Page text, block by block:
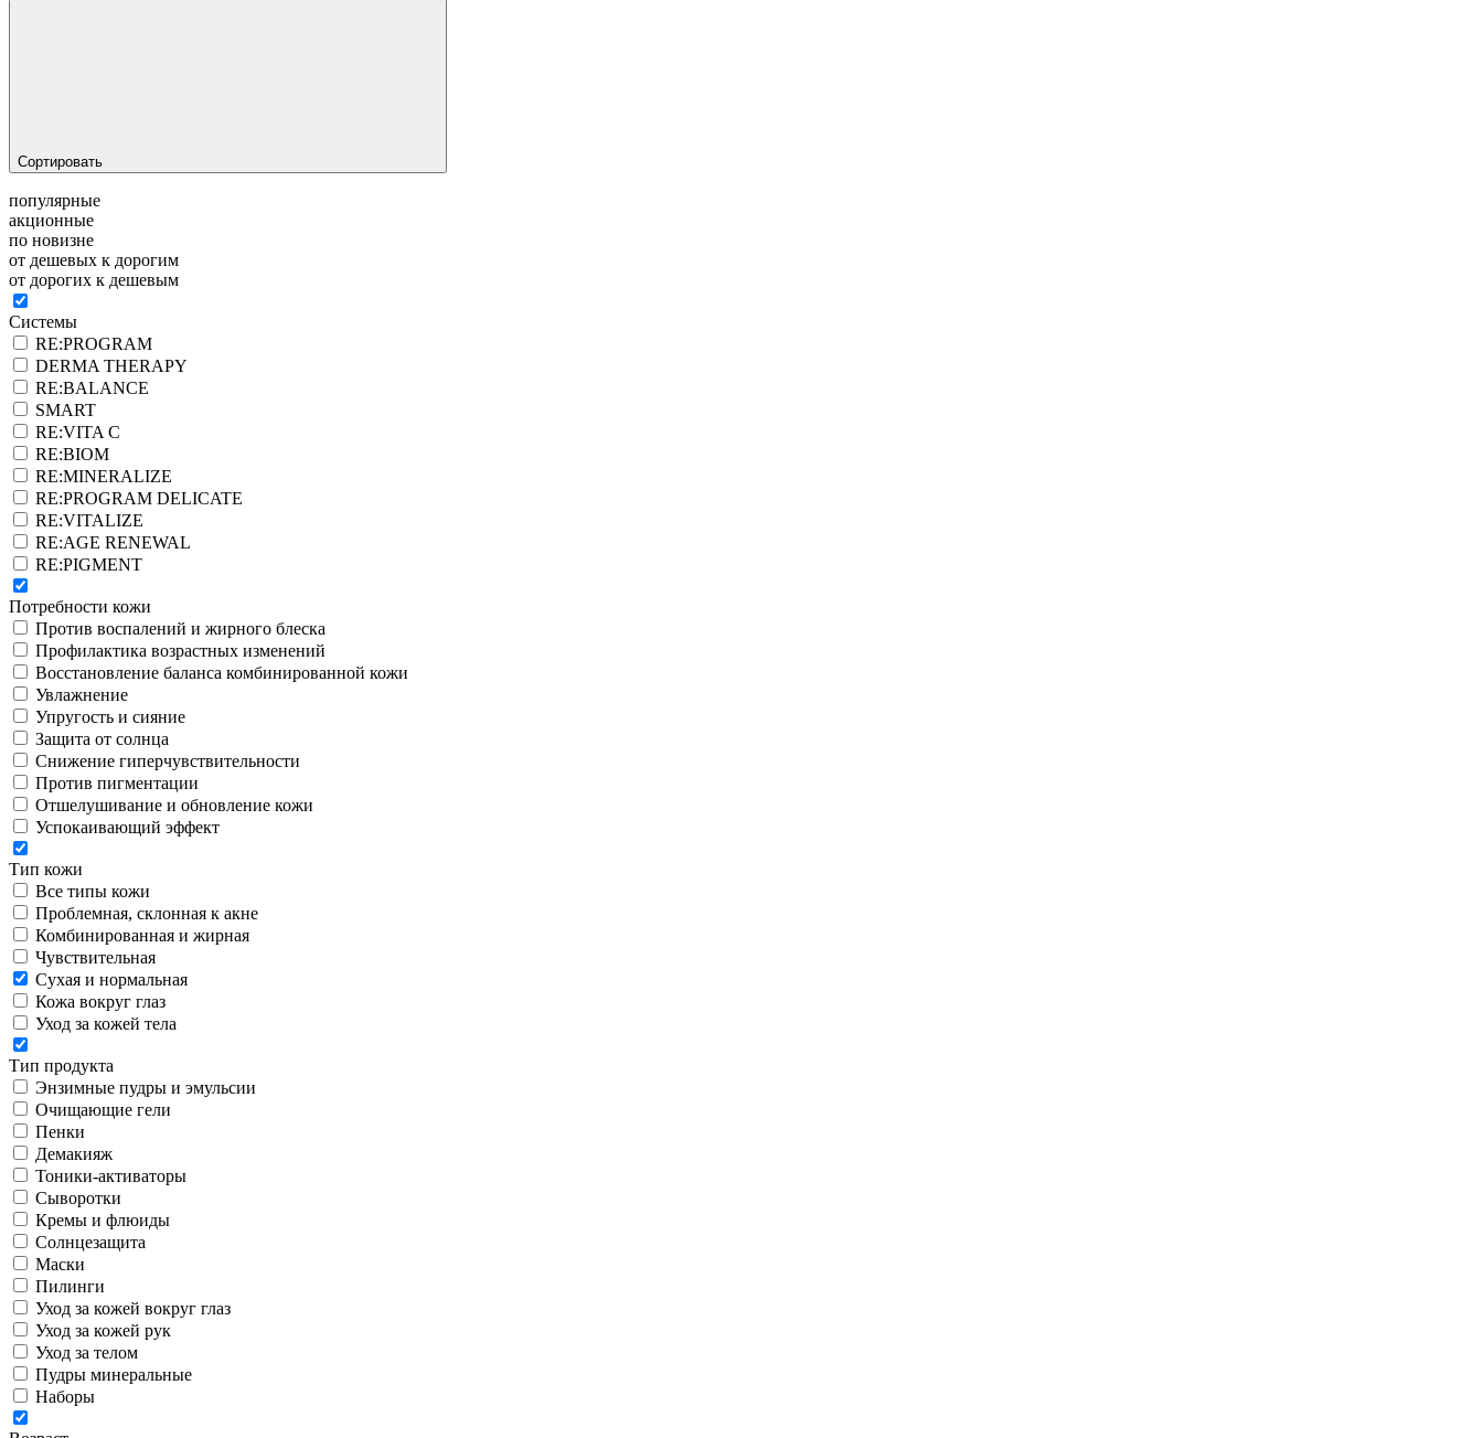
Сортировать
популярные
акционные
по новизне
от дешевых к дорогим
от дорогих к дешевым
Системы
RE:PROGRAM
DERMA THERAPY
RE:BALANCE
SMART
RE:VITA C
RE:BIOM
RE:MINERALIZE
RE:PROGRAM DELICATE
RE:VITALIZE
RE:AGE RENEWAL
RE:PIGMENT
Потребности кожи
Против воспалений и жирного блеска
Профилактика возрастных изменений
Восстановление баланса комбинированной кожи
Увлажнение
Упругость и сияние
Защита от солнца
Снижение гиперчувствительности
Против пигментации
Отшелушивание и обновление кожи
Успокаивающий эффект
Тип кожи
Все типы кожи
Проблемная, склонная к акне
Комбинированная и жирная
Чувствительная
Сухая и нормальная
Кожа вокруг глаз
Уход за кожей тела
Тип продукта
Энзимные пудры и эмульсии
Очищающие гели
Пенки
Демакияж
Тоники-активаторы
Сыворотки
Кремы и флюиды
Солнцезащита
Маски
Пилинги
Уход за кожей вокруг глаз
Уход за кожей рук
Уход за телом
Пудры минеральные
Наборы